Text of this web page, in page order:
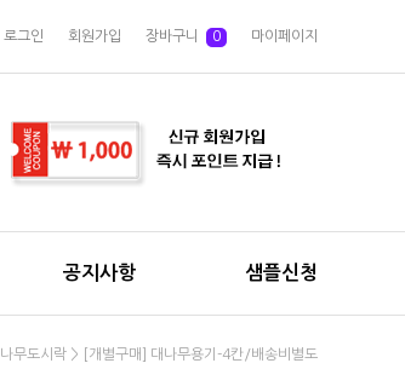
로그인 회원가입 장바구니 0 마이페이지
공지사항 샘플신청
나무도시락 > [개별구매] 대나무용기-4칸/배송비별도